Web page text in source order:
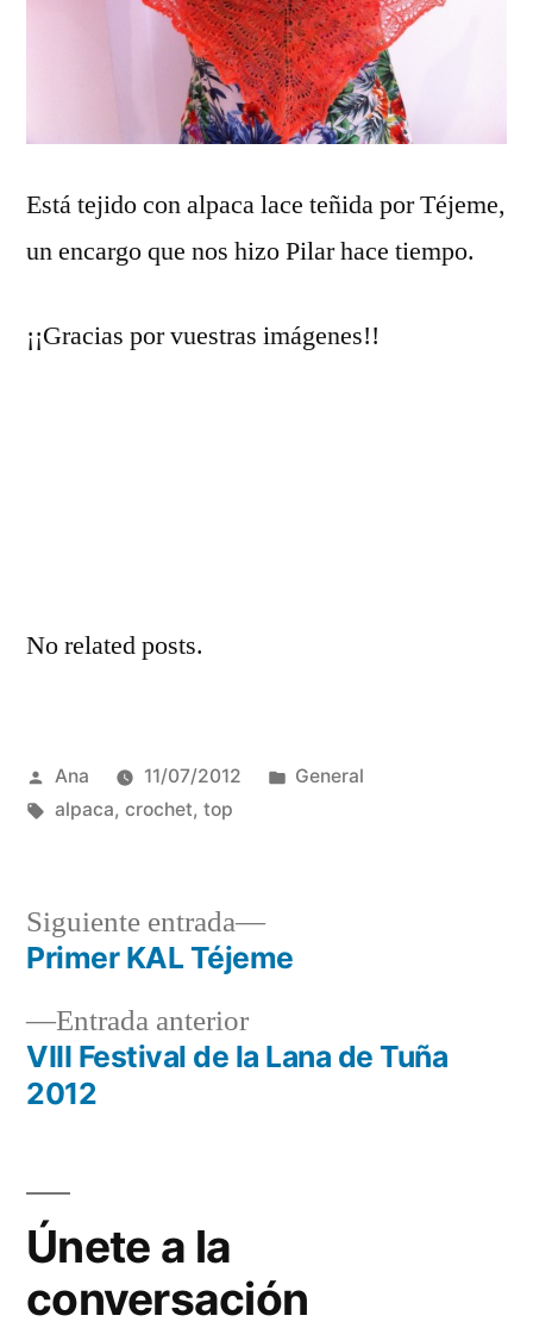
Está tejido con alpaca lace teñida por Téjeme,
un encargo que nos hizo Pilar hace tiempo.
¡¡Gracias por vuestras imágenes!!
No related posts.
Publicada
por
Ana 11/07/2012
Publicada
General
Etiquetas:
alpaca, crochet, top
Navegación
de
entradas
Entrada anteriorEntrada
anterior:
VIII Festival de la Lana de Tuña
2012
Siguiente entrada
Siguiente
entrada:
Primer KAL Téjeme
Únete a la
conversación